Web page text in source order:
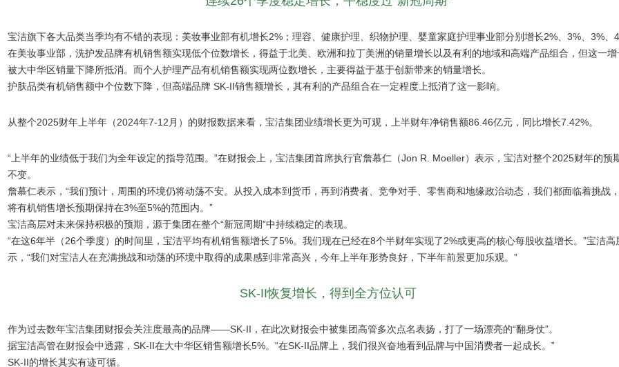
宝洁旗下各大品类当季均有不错的表现：美妆事业部有机增长2%；理容、健康护理、织物护理、婴童家庭护理事业部分别增长2%、3%、3%、
在美妆事业部，洗护发品牌有机销售额实现低个位数增长，得益于北美、欧洲和拉丁美洲的销量增长以及有利的地域和高端产品组合，但这一增
被大中华区销量下降所抵消。而个人护理产品有机销售额实现两位数增长，主要得益于基于创新带来的销量增长。
护肤品类有机销售额中个位数下降，但高端品牌 SK-II销售额增长，其有利的产品组合在一定程度上抵消了这一影响。
从整个2025财年上半年（2024年7-12月）的财报数据来看，宝洁集团业绩增长更为可观，上半财年净销售额86.46亿元，同比增长7.42%。
“上半年的业绩低于我们为全年设定的指导范围。”在财报会上，宝洁集团首席执行官詹慕仁（Jon R. Moeller）表示，宝洁对整个2025财年的预
不变。
詹慕仁表示，“我们预计，周围的环境仍将动荡不安。从投入成本到货币，再到消费者、竞争对手、零售商和地缘政治动态，我们都面临着挑战
将有机销售增长预期保持在3%至5%的范围内。”
宝洁高层对未来保持积极的预期，源于集团在整个“新冠周期”中持续稳定的表现。
“在这6年半（26个季度）的时间里，宝洁平均有机销售额增长了5%。我们现在已经在8个半财年实现了2%或更高的核心每股收益增长。”宝洁高
示，“我们对宝洁人在充满挑战和动荡的环境中取得的成果感到非常高兴，今年上半年形势良好，下半年前景更加乐观。”
SK-II恢复增长，得到全方位认可
作为过去数年宝洁集团财报会关注度最高的品牌——SK-II，在此次财报会中被集团高管多次点名表扬，打了一场漂亮的“翻身仗”。
据宝洁高管在财报会中透露，SK-II在大中华区销售额增长5%。“在SK-II品牌上，我们很兴奋地看到品牌与中国消费者一起成长。”
SK-II的增长其实有迹可循。